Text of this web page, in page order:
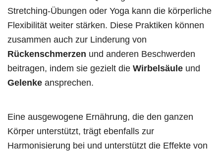
Stretching-Übungen oder Yoga kann die körperliche
Flexibilität weiter stärken. Diese Praktiken können
zusammen auch zur Linderung von
Rückenschmerzen und anderen Beschwerden
beitragen, indem sie gezielt die Wirbelsäule und
Gelenke ansprechen.
Eine ausgewogene Ernährung, die den ganzen
Körper unterstützt, trägt ebenfalls zur
Harmonisierung bei und unterstützt die Effekte von